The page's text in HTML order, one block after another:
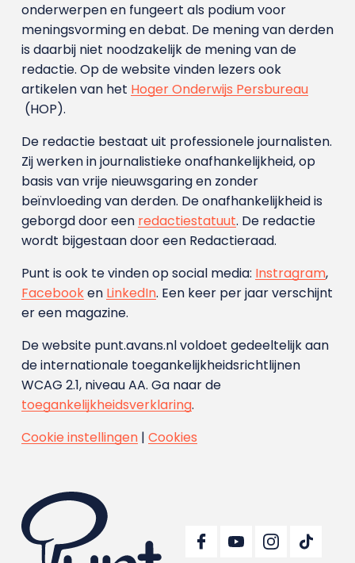
onderwerpen en fungeert als podium voor
meningsvorming en debat. De mening van derden
is daarbij niet noodzakelijk de mening van de
redactie. Op de website vinden lezers ook
artikelen van het Hoger Onderwijs Persbureau
(HOP).
De redactie bestaat uit professionele journalisten.
Zij werken in journalistieke onafhankelijkheid, op
basis van vrije nieuwsgaring en zonder
beïnvloeding van derden. De onafhankelijkheid is
geborgd door een redactiestatuut. De redactie
wordt bijgestaan door een Redactieraad.
Punt is ook te vinden op social media: Instragram,
Facebooken LinkedIn. Een keer per jaar verschijnt
er een magazine.
De website punt.avans.nl voldoet gedeeltelijk aan
de internationale toegankelijkheidsrichtlijnen
WCAG 2.1, niveau AA. Ga naar de
toegankelijkheidsverklaring.
Cookie instellingen| Cookies